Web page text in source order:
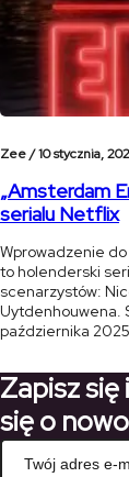
Zee /10 stycznia,
„Amsterdam
serialu Netflix
Wprowadzenie
to holenderski
scenarzystów:
Uytdenhouwena.
października
konopnej. Serial
Zapisz
się o